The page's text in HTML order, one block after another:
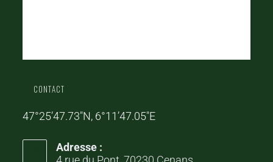
CONTACT
47°25’47.73″N, 6°11’47.05″E
Adresse :